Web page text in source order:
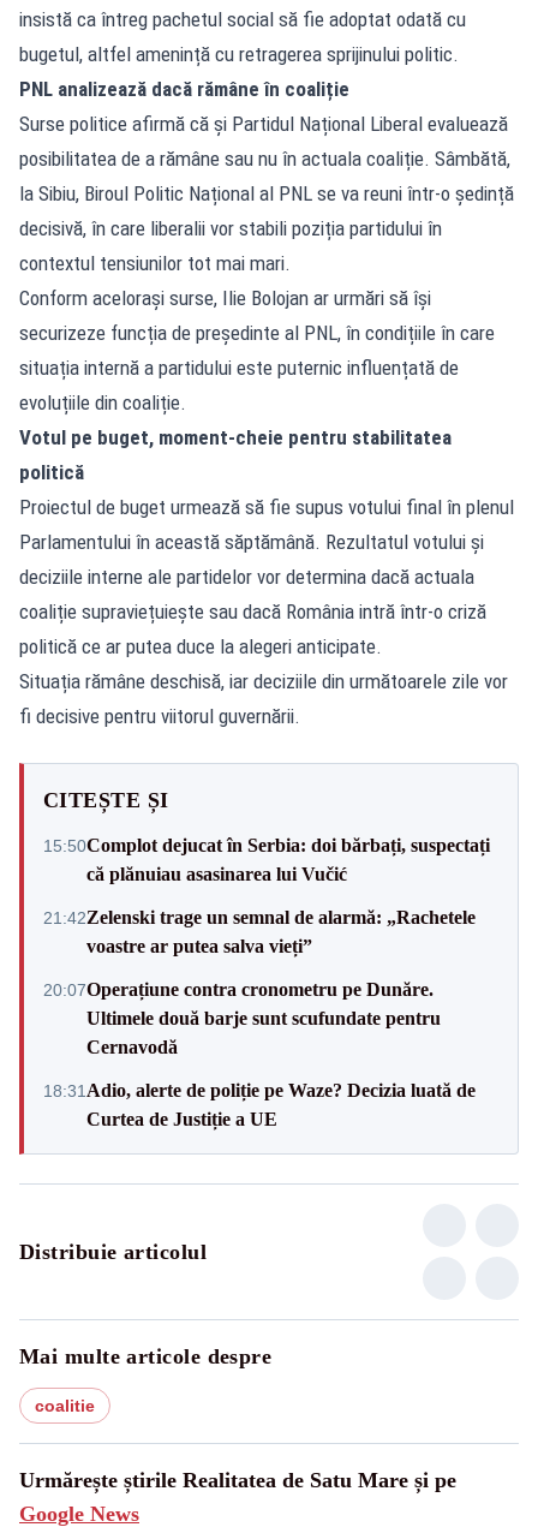
insistă ca întreg pachetul social să fie adoptat odată cu
bugetul, altfel amenință cu retragerea sprijinului politic.
PNL analizează dacă rămâne în coaliție
Surse politice afirmă că și Partidul Național Liberal evaluează
posibilitatea de a rămâne sau nu în actuala coaliție. Sâmbătă,
la Sibiu, Biroul Politic Național al PNL se va reuni într-o ședință
decisivă, în care liberalii vor stabili poziția partidului în
contextul tensiunilor tot mai mari.
Conform acelorași surse, Ilie Bolojan ar urmări să își
securizeze funcția de președinte al PNL, în condițiile în care
situația internă a partidului este puternic influențată de
evoluțiile din coaliție.
Votul pe buget, moment-cheie pentru stabilitatea
politică
Proiectul de buget urmează să fie supus votului final în plenul
Parlamentului în această săptămână. Rezultatul votului și
deciziile interne ale partidelor vor determina dacă actuala
coaliție supraviețuiește sau dacă România intră într-o criză
politică ce ar putea duce la alegeri anticipate.
Situația rămâne deschisă, iar deciziile din următoarele zile vor
fi decisive pentru viitorul guvernării.
CITEȘTE ȘI
15:50Complot dejucat în Serbia: doi bărbați, suspectați
că plănuiau asasinarea lui Vučić
21:42Zelenski trage un semnal de alarmă: „Rachetele
voastre ar putea salva vieți”
20:07Operațiune contra cronometru pe Dunăre.
Ultimele două barje sunt scufundate pentru
Cernavodă
18:31 Adio, alerte de poliție pe Waze? Decizia luată de
Curtea de Justiție a UE
Distribuie articolul
Mai multe articole despre
coalitie
Urmărește știrile Realitatea de Satu Mare și pe
Google News